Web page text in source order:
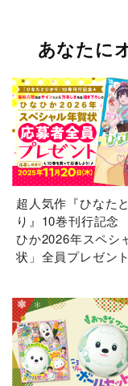
あなたに
超人気作『ひなた
り』10巻刊行記
ひか2026年スペシ
状」全員プレゼン